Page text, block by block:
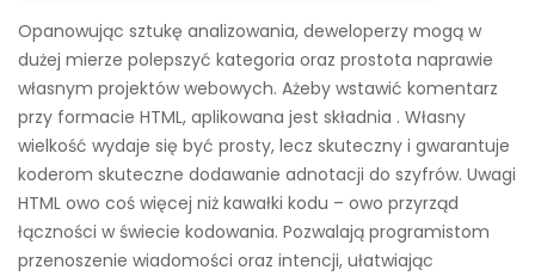
Opanowując sztukę analizowania, deweloperzy mogą w
dużej mierze polepszyć kategoria oraz prostota naprawie
własnym projektów webowych. Ażeby wstawić komentarz
przy formacie HTML, aplikowana jest składnia . Własny
wielkość wydaje się być prosty, lecz skuteczny i gwarantuje
koderom skuteczne dodawanie adnotacji do szyfrów. Uwagi
HTML owo coś więcej niż kawałki kodu – owo przyrząd
łączności w świecie kodowania. Pozwalają programistom
przenoszenie wiadomości oraz intencji, ułatwiając